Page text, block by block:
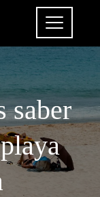
saber